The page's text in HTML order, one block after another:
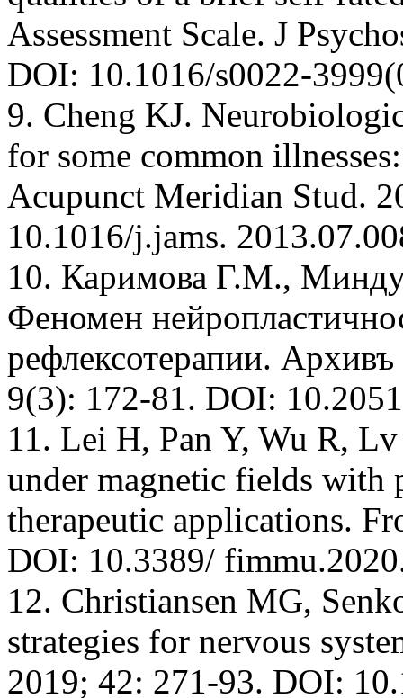
Assessment Scale. J
DOI: 10.1016/s0022-
9. Cheng KJ.
for some common
Acupunct Meridian Stud.
10.1016/j.jams.
10. Каримова Г.М.,
Феномен
рефлексотерапии.
9(3): 172-81. DOI:
11. Lei Н, Pan Y, Wu R,
under magnetic fields with
therapeutic applications.
DOI: 10.3389/
12. Christiansen MG,
strategies for nervous
2019; 42: 271-93. DOI: